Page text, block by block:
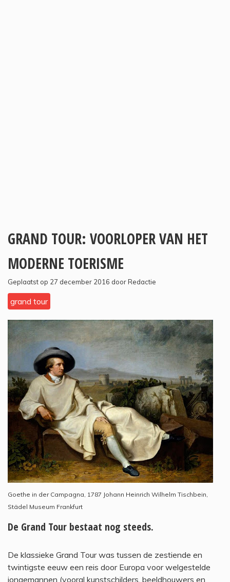
GRAND TOUR: VOORLOPER VAN HET
MODERNE TOERISME
Geplaatst op 27 december 2016 door Redactie
grand tour
Goethe in der Campagna, 1787 Johann Heinrich Wilhelm Tischbein,
Städel Museum Frankfurt
De Grand Tour bestaat nog steeds.
De klassieke Grand Tour was tussen de zestiende en
twintigste eeuw een reis door Europa voor welgestelde
jongemannen (vooral kunstschilders, beeldhouwers en